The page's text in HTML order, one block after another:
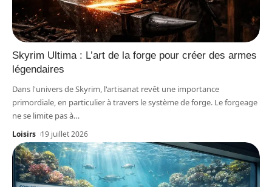
Skyrim Ultima : L’art de la forge pour créer des armes
légendaires
Dans l'univers de Skyrim, l'artisanat revêt une importance
primordiale, en particulier à travers le système de forge. Le forgeage
ne se limite pas à…
Loisirs 19 juillet 2026